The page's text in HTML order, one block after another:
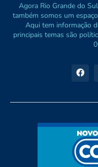
Agora Rio Grande do
também somos um
Aqui tem informação
principais temas são